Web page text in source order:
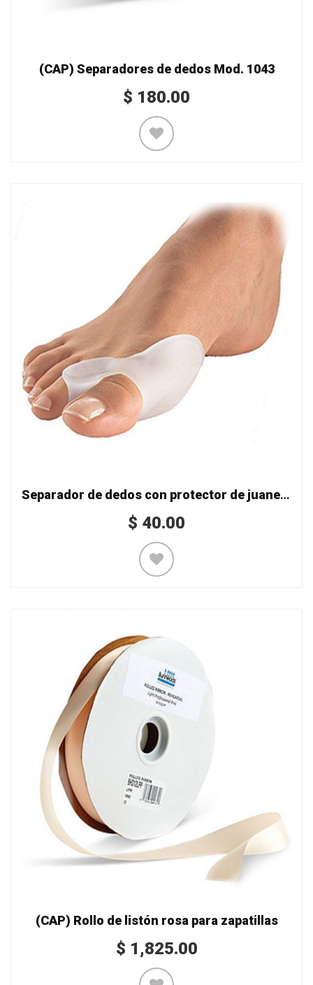
(CAP) Separadores de dedos Mod. 1043
$ 180.00
Separador de dedos con protector de juanete
$ 40.00
(CAP) Rollo de listón rosa para zapatillas
$ 1,825.00